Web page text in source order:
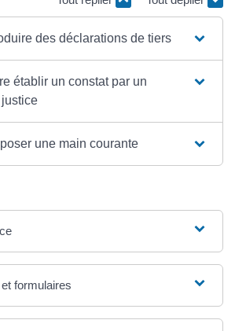
des déclarations de tiers
établir un constat par un
une main courante
formulaires